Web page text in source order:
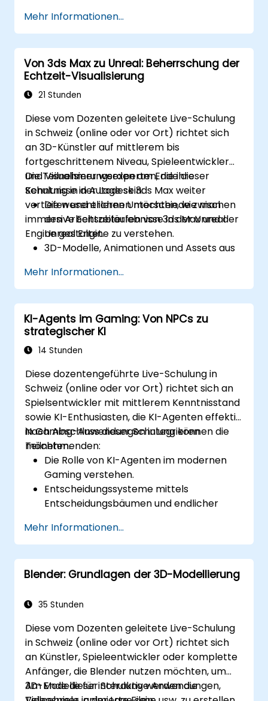
Entwürfe für den 3D-Druckprozess zu
optimieren und vorzubereiten.
Ihre Entwürfe dank der Cloud-Funktionen
von Fusion 360 zu collaboration und teilen.
Mehr Informationen...
Von 3ds Max zu Unreal: Beherrschung der
Echtzeit-Visualisierung
21 Stunden
Diese vom Dozenten geleitete Live-Schulung
in Schweiz (online oder vor Ort) richtet sich
an 3D-Künstler auf mittlerem bis
fortgeschrittenem Niveau, Spieleentwickler
und Visualisierungsexperten, die ihre
Kenntnisse in Autodesk 3ds Max weiter
vertiefen und erlernen möchten, wie man
immersive Echtzeiterlebnisse in der Unreal
Engine gestaltet.
Die Teilnehmer werden am Ende dieser
Schulung in der Lage sein:
Die wesentlichen Unterschiede zwischen
den Arbeitsabläufen von 3ds Max und der
Unreal Engine zu verstehen.
3D-Modelle, Animationen und Assets aus
importieren.
Materialien, Texturen und Shader in der
Unreal Engine zu erstellen und
anzupassen.
Dynamische Beleuchtung und Global
Illumination für Echtzeit-Rendering
Interaktivität und Gameplay-Mechaniken
mittels Blueprints (visuellem Scripting) zu
implementieren.
Assets und Szenen für eine optimale
Echtzeitleistung und Effizienz zu
optimieren.
Mehr Informationen...
KI-Agents im Gaming: Von NPCs zu
strategischer KI
14 Stunden
Diese dozentengeführte Live-Schulung in
Schweiz (online oder vor Ort) richtet sich an
Spielsentwickler mit mittlerem Kenntnisstand
sowie KI-Enthusiasten, die KI-Agenten effektiv
in Gaming-Anwendungen integrieren
möchten.
Nach Abschluss dieser Schulung können die
Teilnehmenden:
Die Rolle von KI-Agenten im modernen
Gaming verstehen.
Entscheidungssysteme mittels
Entscheidungsbäumen und endlicher
Pfadsuchalgorithmen wie A* für die
Navigation in Spielen implementieren.
Techniken des verstärkenden Lernens
anwenden, um adaptive KI-
Die KI-Leistung für Echtzeit-Gaming-
Mehr Informationen...
Blender: Grundlagen der 3D-Modellierung
35 Stunden
Diese vom Dozenten geleitete Live-Schulung
in Schweiz (online oder vor Ort) richtet sich
an Künstler, Spieleentwickler oder komplette
Anfänger, die Blender nutzen möchten, um
3D-Modelle für interaktive Anwendungen,
Am Ende dieser Schulung werden die